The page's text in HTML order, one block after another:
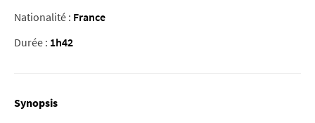
Nationalité : France
Durée : 1h42
Synopsis